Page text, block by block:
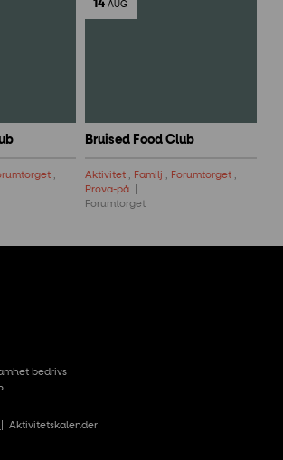
14 AUG
Bruised Food Club
Aktivitet Familj Forumtorget
Prova-på
Forumtorget
bedrivs
Aktivitetskalender